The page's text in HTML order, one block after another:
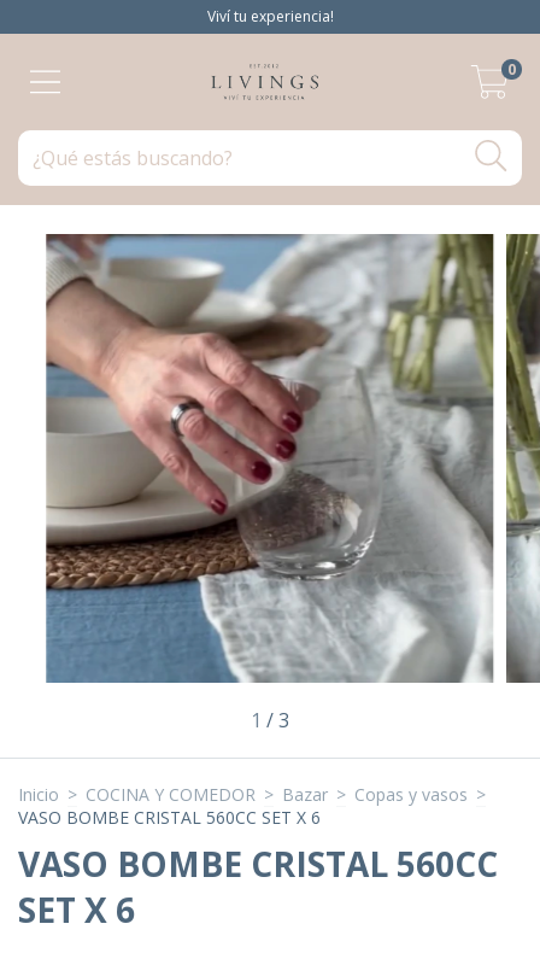
Viví tu experiencia!
0
1 /3
Inicio > COCINA Y COMEDOR > Bazar > Copas y vasos >
VASO BOMBE CRISTAL 560CC SET X 6
VASO BOMBE CRISTAL 560CC
SET X 6